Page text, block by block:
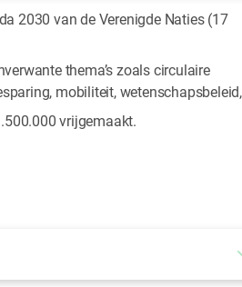
2030 van de Verenigde Naties (17
thema’s zoals circulaire
mobiliteit,
vrijgemaakt.